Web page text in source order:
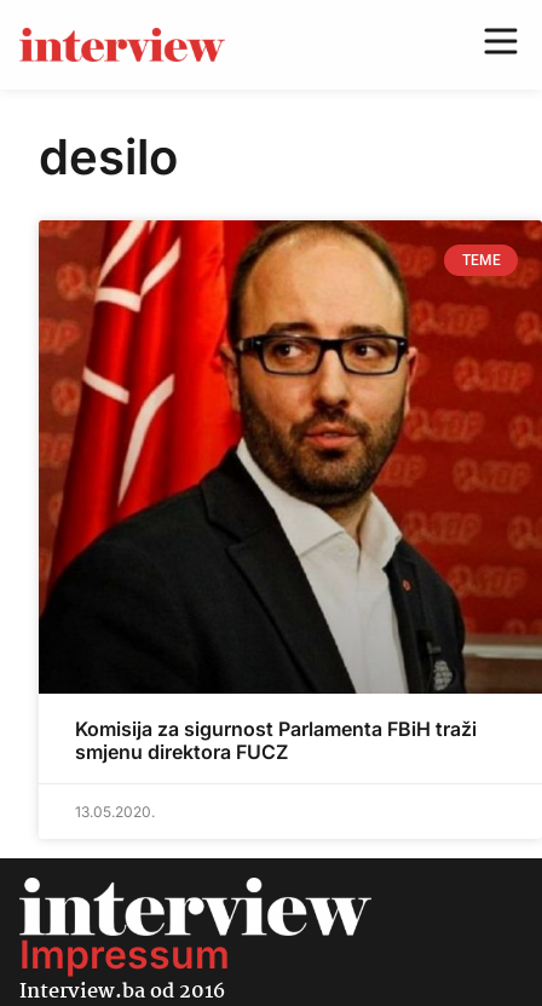
desilo
TEME
Komisija za sigurnost Parlamenta FBiH traži
smjenu direktora FUCZ
13.05.2020.
Impressum
Interview.ba od 2016